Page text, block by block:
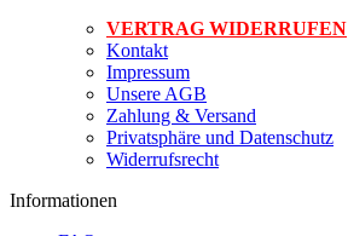
VERTRAG WIDERRUFEN
Kontakt
Impressum
Unsere AGB
Zahlung & Versand
Privatsphäre und Datenschutz
Widerrufsrecht
Informationen